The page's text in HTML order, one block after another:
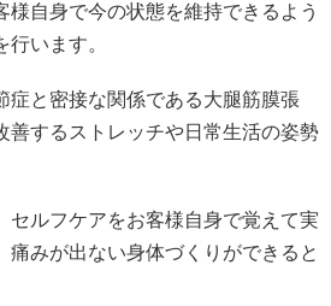
様自身で今の状態を維持できるよう
います。
症と密接な関係である大腿筋膜張
善するストレッチや日常生活の姿勢
セルフケアをお客様自身で覚えて実
痛みが出ない身体づくりができると